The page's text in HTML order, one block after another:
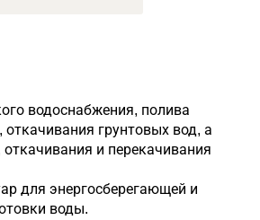
водоснабжения, полива
откачивания грунтовых вод, а
и перекачивания
для энергосберегающей и
воды.